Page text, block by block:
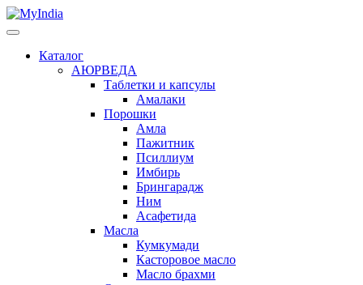
Каталог
АЮРВЕДА
Таблетки и капсулы
Амалаки
Порошки
Амла
Пажитник
Псиллиум
Имбирь
Брингарадж
Ним
Асафетида
Масла
Кумкумади
Касторовое масло
Масло брахми